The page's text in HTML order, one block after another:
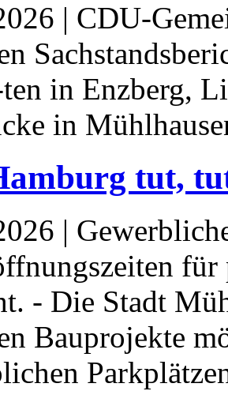
| CDU-
in Enzberg,
in
Hamburg tut,
|
- Die Stadt
Bauprojekte